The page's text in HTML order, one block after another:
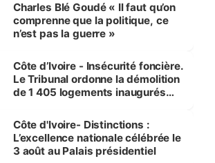
Charles Blé Goudé « Il faut qu’on
comprenne que la politique, ce
n’est pas la guerre »
Côte d’Ivoire - Insécurité foncière.
Le Tribunal ordonne la démolition
de 1 405 logements inaugurés
Bassam
Côte d'Ivoire- Distinctions :
L’excellence nationale célébrée le
3 août au Palais présidentiel